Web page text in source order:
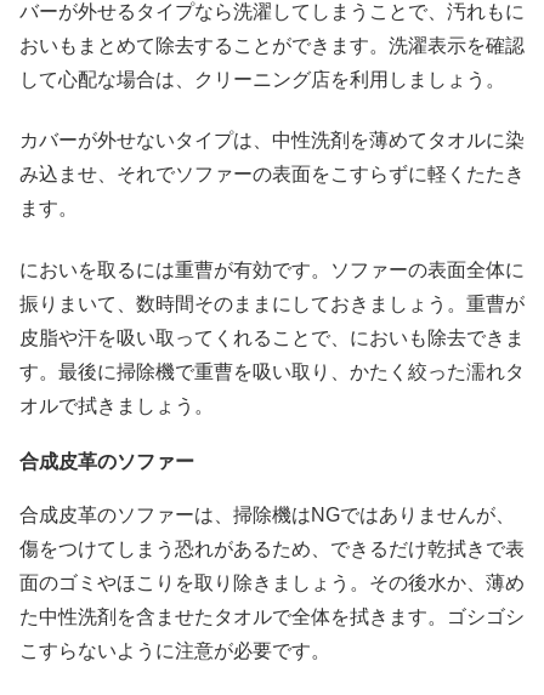
バーが外せるタイプなら洗濯してしまうことで、汚れもに
おいもまとめて除去することができます。洗濯表示を確認
して心配な場合は、クリーニング店を利用しましょう。
カバーが外せないタイプは、中性洗剤を薄めてタオルに染
み込ませ、それでソファーの表面をこすらずに軽くたたき
ます。
においを取るには重曹が有効です。ソファーの表面全体に
振りまいて、数時間そのままにしておきましょう。重曹が
皮脂や汗を吸い取ってくれることで、においも除去できま
す。最後に掃除機で重曹を吸い取り、かたく絞った濡れタ
オルで拭きましょう。
合成皮革のソファー
合成皮革のソファーは、掃除機はNGではありませんが、
傷をつけてしまう恐れがあるため、できるだけ乾拭きで表
面のゴミやほこりを取り除きましょう。その後水か、薄め
た中性洗剤を含ませたタオルで全体を拭きます。ゴシゴシ
こすらないように注意が必要です。